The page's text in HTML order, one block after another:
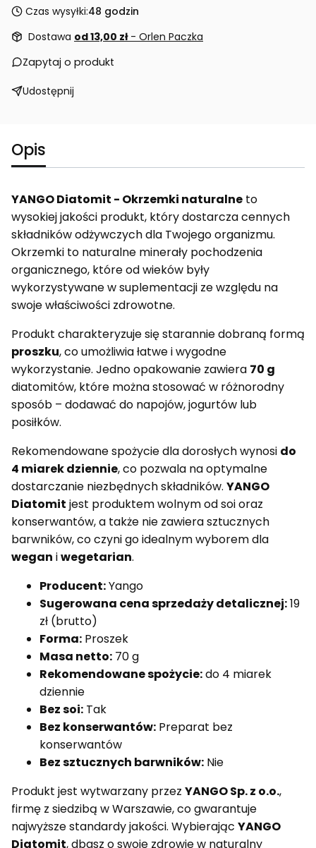
Czas wysyłki:48 godzin
Dostawa od 13,00 zł - Orlen Paczka
Zapytaj o produkt
Udostępnij
Opis
YANGO Diatomit - Okrzemki naturalne to
wysokiej jakości produkt, który dostarcza cennych
składników odżywczych dla Twojego organizmu.
Okrzemki to naturalne minerały pochodzenia
organicznego, które od wieków były
wykorzystywane w suplementacji ze względu na
swoje właściwości zdrowotne.
Produkt charakteryzuje się starannie dobraną formą
proszku, co umożliwia łatwe i wygodne
wykorzystanie. Jedno opakowanie zawiera 70 g
diatomitów, które można stosować w różnorodny
sposób – dodawać do napojów, jogurtów lub
posiłków.
Rekomendowane spożycie dla dorosłych wynosi do
4 miarek dziennie, co pozwala na optymalne
dostarczanie niezbędnych składników. YANGO
Diatomit jest produktem wolnym od soi oraz
konserwantów, a także nie zawiera sztucznych
barwników, co czyni go idealnym wyborem dla
wegan iwegetarian.
Producent:Yango
Sugerowana cena sprzedaży detalicznej:19
zł (brutto)
Forma: Proszek
Masa netto: 70 g
Rekomendowane spożycie:do 4 miarek
dziennie
Bez soi: Tak
Bez konserwantów: Preparat bez
konserwantów
Bez sztucznych barwników: Nie
Produkt jest wytwarzany przez YANGO Sp. z o.o.,
firmę z siedzibą w Warszawie, co gwarantuje
najwyższe standardy jakości. Wybierając YANGO
Diatomit, dbasz o swoje zdrowie w naturalny